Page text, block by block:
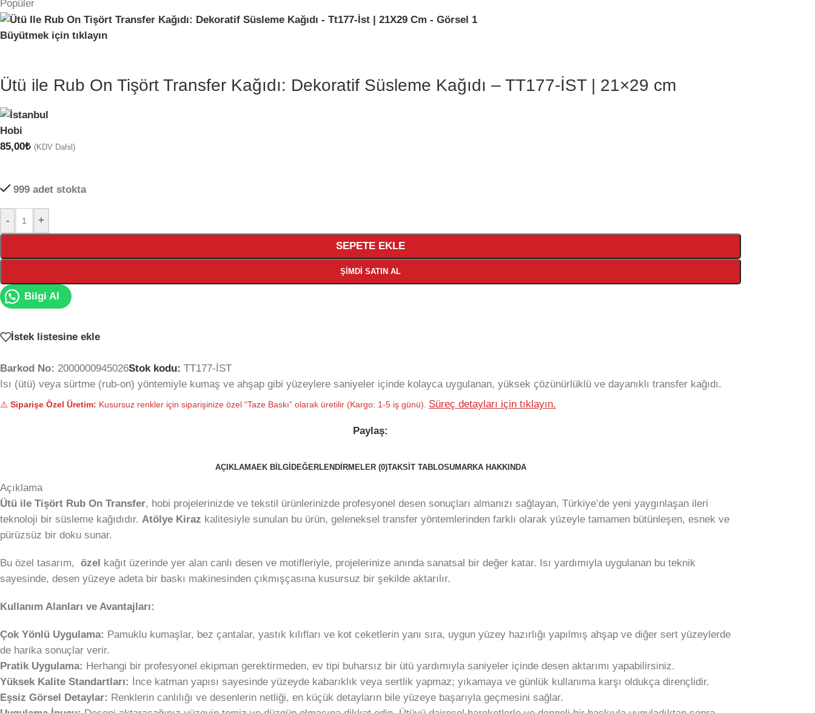
Popüler
Büyütmek için tıklayın
Ütü ile Rub On Tişört Transfer Kağıdı: Dekoratif Süsleme Kağıdı – TT177-İST | 21×29 cm
85,00₺ (KDV Dahil)
999 adet stokta
- +
SEPETE EKLE
ŞIMDI SATIN AL
Bilgi Al
İstek listesine ekle
Barkod No: 2000000945026Stok kodu: TT177-İST
Isı (ütü) veya sürtme (rub-on) yöntemiyle kumaş ve ahşap gibi yüzeylere saniyeler içinde kolayca uygulanan, yüksek çözünürlüklü ve dayanıklı transfer kağıdı.
⚠️ Siparişe Özel Üretim: Kusursuz renkler için siparişinize özel “Taze Baskı” olarak üretilir (Kargo: 1-5 iş günü). Süreç detayları için tıklayın.
Paylaş:
AÇIKLAMAEK BILGI DEĞERLENDIRMELER (0)TAKSIT TABLOSUMARKA HAKKINDA
Açıklama
Ütü ile Tişört Rub On Transfer, hobi projelerinizde ve tekstil ürünlerinizde profesyonel desen sonuçları almanızı sağlayan, Türkiye’de yeni yaygınlaşan ileri
teknoloji bir süsleme kağıdıdır. Atölye Kiraz kalitesiyle sunulan bu ürün, geleneksel transfer yöntemlerinden farklı olarak yüzeyle tamamen bütünleşen, esnek ve
pürüzsüz bir doku sunar.
Bu özel tasarım, özel kağıt üzerinde yer alan canlı desen ve motifleriyle, projelerinize anında sanatsal bir değer katar. Isı yardımıyla uygulanan bu teknik
sayesinde, desen yüzeye adeta bir baskı makinesinden çıkmışçasına kusursuz bir şekilde aktarılır.
Kullanım Alanları ve Avantajları:
Çok Yönlü Uygulama: Pamuklu kumaşlar, bez çantalar, yastık kılıfları ve kot ceketlerin yanı sıra, uygun yüzey hazırlığı yapılmış ahşap ve diğer sert yüzeylerde
de harika sonuçlar verir.
Pratik Uygulama: Herhangi bir profesyonel ekipman gerektirmeden, ev tipi buharsız bir ütü yardımıyla saniyeler içinde desen aktarımı yapabilirsiniz.
Yüksek Kalite Standartları: İnce katman yapısı sayesinde yüzeyde kabarıklık veya sertlik yapmaz; yıkamaya ve günlük kullanıma karşı oldukça dirençlidir.
Eşsiz Görsel Detaylar: Renklerin canlılığı ve desenlerin netliği, en küçük detayların bile yüzeye başarıyla geçmesini sağlar.